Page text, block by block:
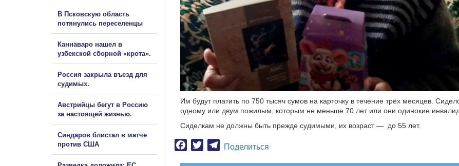
Им будут платить по 750 тысяч сумов на карточку в течение трех месяцев.
одному или двум пожилым, которым не меньше 70 лет или они одинокие
Сиделкам не должны быть прежде судимыми, их возраст — до 55 лет.
Facebook
TwitterTelegram
Поделиться
В Псковскую область
потянулись переселенцы
Каннаваро нашел в
узбекской сборной «крота».
Россия закрыла въезд для
судимых.
Австрийцы бегут в Россию
за настоящей жизнью.
Синдаров блистал в матче
против США